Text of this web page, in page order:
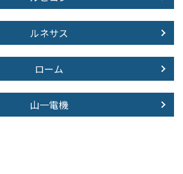
ルネサス
ローム
山一電機